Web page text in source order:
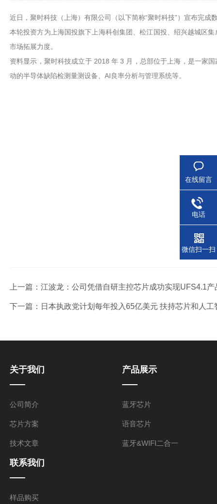
近日，聚时科技（上海）有限公司（以下简称“聚时科技”）宣布完成
本轮投资方为上海国投旗下上海科创集团、松江国投、绍兴越城区
市场拓展力度。
资料显示，聚时科技成立于 2018 年 3 月，总部位于上海，是一家
动的半导体缺陷检测量测设备、AI良率分析与管理系统等。
上一篇： 江波龙：公司凭借自研主控芯片成功实现UFS4.1
下一篇： 日本执政党计划每年投入65亿美元 扶持芯片和人
关于我们
公司简介
芯片方案
技术文章
产品展示
蓝牙芯片
语音芯片
蓝牙&WIFI二合一
联系我们
样品购买
在线留言
电话
微信扫一扫